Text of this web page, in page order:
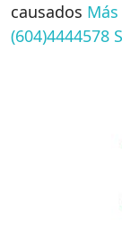
causados
(604)4444578